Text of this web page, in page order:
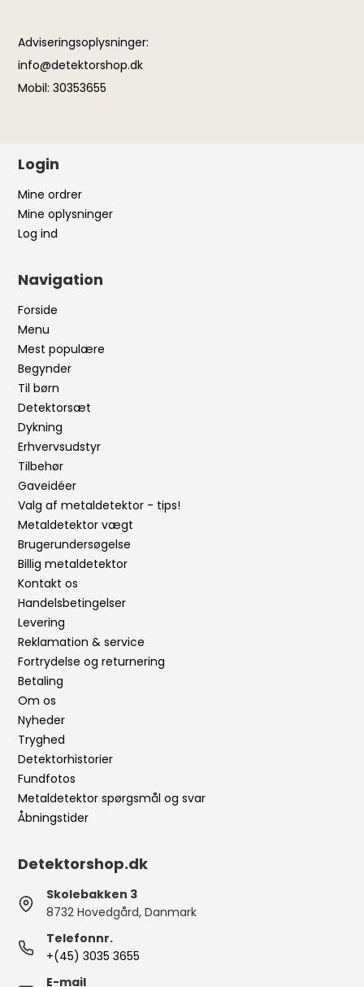
Adviseringsoplysninger:
info@detektorshop.dk
Mobil: 30353655
Login
Mine ordrer
Mine oplysninger
Log ind
Navigation
Forside
Menu
Mest populære
Begynder
Til børn
Detektorsæt
Dykning
Erhvervsudstyr
Tilbehør
Gaveidéer
Valg af metaldetektor - tips!
Metaldetektor vægt
Brugerundersøgelse
Billig metaldetektor
Kontakt os
Handelsbetingelser
Levering
Reklamation & service
Fortrydelse og returnering
Betaling
Om os
Nyheder
Tryghed
Detektorhistorier
Fundfotos
Metaldetektor spørgsmål og svar
Åbningstider
Detektorshop.dk
Skolebakken 3
8732 Hovedgård, Danmark
Telefonnr.
+(45) 3035 3655
E-mail